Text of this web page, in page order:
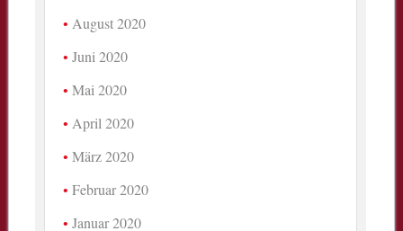
August 2020
Juni 2020
Mai 2020
April 2020
März 2020
Februar 2020
Januar 2020